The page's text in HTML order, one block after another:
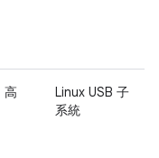
高
Linux USB 子
系統